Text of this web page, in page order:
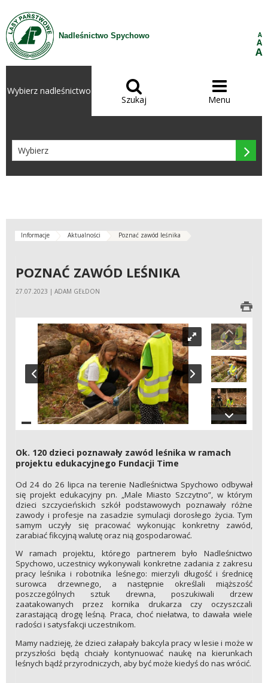
Przejdź do treści
Nadleśnictwo Spychowo A
A
A
Wybierz nadleśnictwo 
Szukaj

Menu

Informacje Aktualności Poznać zawód leśnika
POZNAĆ ZAWÓD LEŚNIKA
27.07.2023 | ADAM GEŁDON
Ok. 120 dzieci poznawały zawód leśnika w ramach
projektu edukacyjnego Fundacji Time
Od 24 do 26 lipca na terenie Nadleśnictwa Spychowo odbywał
się projekt edukacyjny pn. „Male Miasto Szczytno”, w którym
dzieci szczycieńskich szkół podstawowych poznawały różne
zawody i profesje na zasadzie symulacji dorosłego życia. Tym
samym uczyły się pracować wykonując konkretny zawód,
zarabiać fikcyjną walutę oraz nią gospodarować.
W ramach projektu, którego partnerem było Nadleśnictwo
Spychowo, uczestnicy wykonywali konkretne zadania z zakresu
pracy leśnika i robotnika leśnego: mierzyli długość i średnicę
surowca drzewnego, a następnie określali miąższość
poszczególnych sztuk drewna, poszukiwali drzew
zaatakowanych przez kornika drukarza czy oczyszczali
zarastającą drogę leśną. Praca, choć niełatwa, to dawała wiele
radości i satysfakcji uczestnikom.
Mamy nadzieję, że dzieci załapały bakcyla pracy w lesie i może w
przyszłości będą chciały kontynuować naukę na kierunkach
leśnych bądź przyrodniczych, aby być może kiedyś do nas wrócić.